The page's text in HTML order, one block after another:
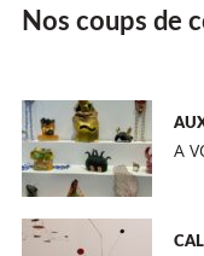
Nos coups de
A